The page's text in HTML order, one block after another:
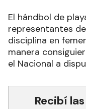
El hándbol de
representantes
disciplina en
manera
el Nacional a
Recibí